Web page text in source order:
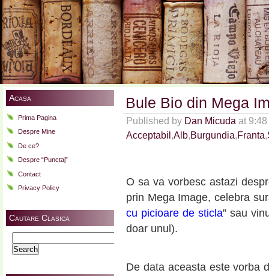
Acasa
Prima Pagina
Despre Mine
De ce?
Despre “Punctaj”
Contact
Privacy Policy
Cautare Clasica
for:
Bule Bio din Mega
Published by Dan Micuda at
Acceptabil ,Alb,Burgundia,Franta,
O sa va vorbesc astazi
prin Mega Image, celebra
cu picioare de sticla” sau
doar unul).
De data aceasta este vorba